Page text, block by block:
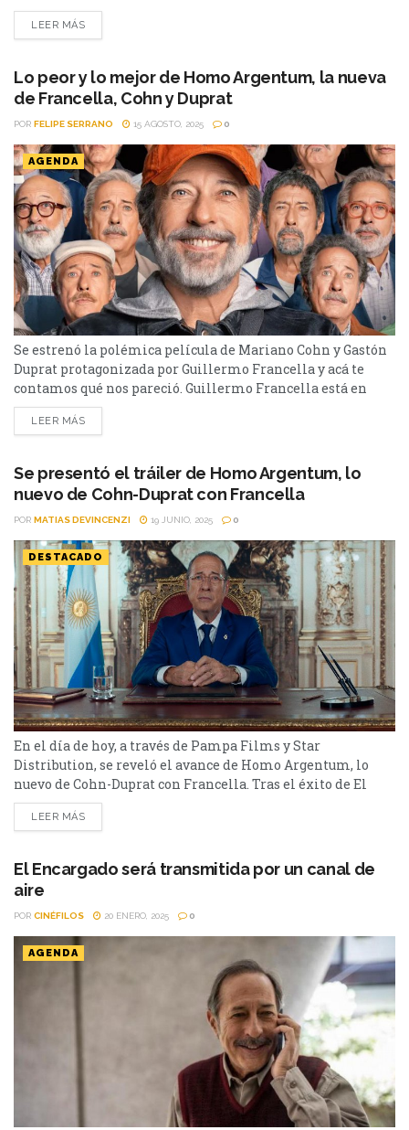
prepara su cuarta entrega y además un Spin off. En marzo
de 2026 comenzará la filmación de la serie que se
Francella, aunque el actor no...
LEER MÁS
Lo peor y lo mejor de Homo Argentum, la nueva
de Francella, Cohn y Duprat
POR FELIPE SERRANO 15 AGOSTO, 2025 0
AGENDA
Se estrenó la polémica película de Mariano Cohn y Gastón
Duprat protagonizada por Guillermo Francella y acá te
contamos qué nos pareció. Guillermo Francella está en
boca de todos por sus dichos sobre el cine nacional y por
esta interpretación de 16 personajes que encarna en Homo
Destacamos lo mejor y lo peor...
LEER MÁS
Se presentó el tráiler de Homo Argentum, lo
nuevo de Cohn-Duprat con Francella
POR MATIAS DEVINCENZI 19 JUNIO, 2025 0
DESTACADO
En el día de hoy, a través de Pampa Films y Star
Distribution, se reveló el avance de Homo Argentum, lo
nuevo de Cohn-Duprat con Francella. Tras el éxito de El
Encargado, Mariano Cohn y Gastón Duprat volvieron a la
carga con un film que incluye nuevamente a Guillermo
por su particular e...
LEER MÁS
El Encargado será transmitida por un canal de
aire
POR CINÉFILOS 20 ENERO, 2025 0
AGENDA